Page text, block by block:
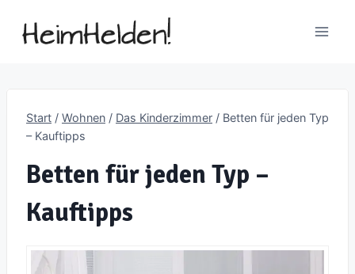
Inhalt
Start / Wohnen / Das Kinderzimmer / Betten für jeden Typ
– Kauftipps
Betten für jeden Typ –
Kauftipps